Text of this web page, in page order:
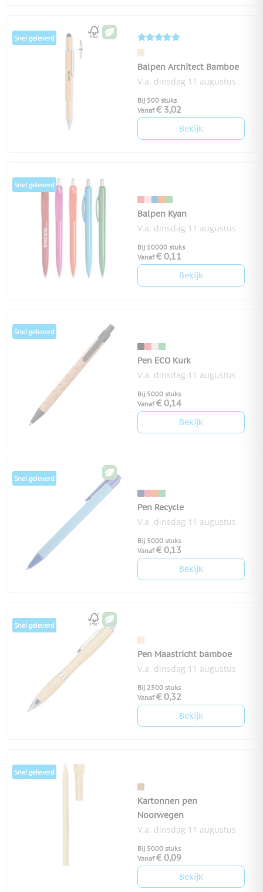
Balpen Architect Bamboe
V.a. dinsdag 11 augustus
Bij 500 stuks
Vanaf € 3,02
Bekijk
Balpen Kyan
V.a. dinsdag 11 augustus
Bij 10000 stuks
Vanaf € 0,11
Bekijk
Pen ECO Kurk
V.a. dinsdag 11 augustus
Bij 5000 stuks
Vanaf € 0,14
Bekijk
Pen Recycle
V.a. dinsdag 11 augustus
Bij 5000 stuks
Vanaf € 0,13
Bekijk
Pen Maastricht bamboe
V.a. dinsdag 11 augustus
Bij 2500 stuks
Vanaf € 0,32
Bekijk
Kartonnen pen
Noorwegen
V.a. dinsdag 11 augustus
Bij 5000 stuks
Vanaf € 0,09
Bekijk